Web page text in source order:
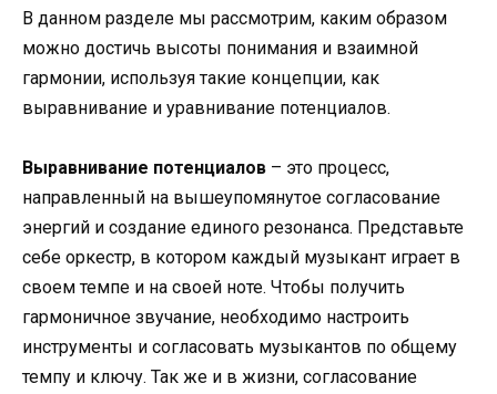
В данном разделе мы рассмотрим, каким образом
можно достичь высоты понимания и взаимной
гармонии, используя такие концепции, как
выравнивание и уравнивание потенциалов.
Выравнивание потенциалов – это процесс,
направленный на вышеупомянутое согласование
энергий и создание единого резонанса. Представьте
себе оркестр, в котором каждый музыкант играет в
своем темпе и на своей ноте. Чтобы получить
гармоничное звучание, необходимо настроить
инструменты и согласовать музыкантов по общему
темпу и ключу. Так же и в жизни, согласование